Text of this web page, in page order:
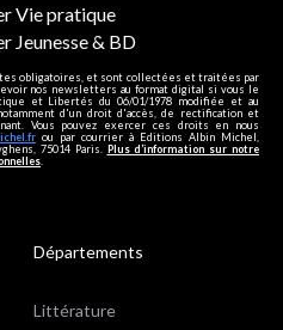
Vie pratique
Jeunesse & BD
obligatoires, et sont collectées et traitées par
nos newsletters au format digital si vous le
et Libertés du 06/01/1978 modifiée et au
d'un droit d'accès, de rectification et
Vous pouvez exercer ces droits en nous
ou par courrier à Editions Albin Michel,
75014 Paris. Plus d’information sur notre
Départements
Littérature